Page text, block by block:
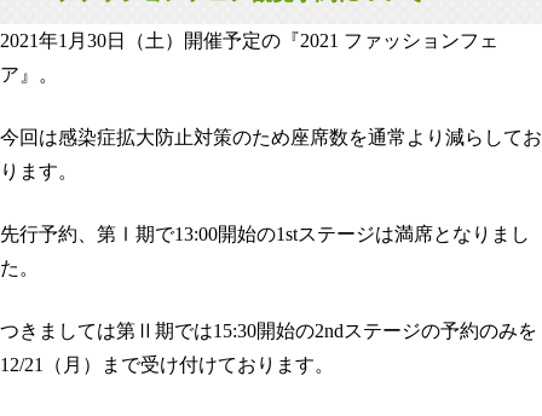
2021年1月30日（土）開催予定の『2021 ファッションフェ
ア』。
今回は感染症拡大防止対策のため座席数を通常より減らしてお
ります。
先行予約、第Ⅰ期で13:00開始の1stステージは満席となりまし
た。
つきましては第Ⅱ期では15:30開始の2ndステージの予約のみを
12/21（月）まで受け付けております。